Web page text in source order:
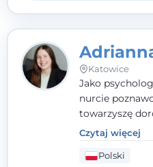
Katowice
Jako
nurcie
towarzyszę
indywidualnej
życia. Zależy
czym do mnie
Czytaj więcej
Polski